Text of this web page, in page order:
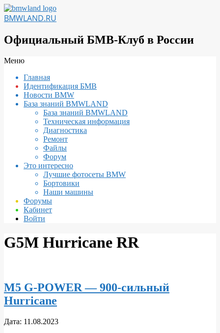
Перейти
к
BMWLAND.RU
Официальный БМВ-Клуб в России
Вторичное
навигации
Меню
Главная
Идентификация БМВ
Новости BMW
База знаний BMWLAND
База знаний BMWLAND
Техническая информация
Диагностика
Ремонт
Файлы
Форум
Это интересно
Лучшие фотосеты BMW
Бортовики
Наши машины
Форумы
Кабинет
Войти
G5M Hurricane RR
M5 G-POWER — 900-сильный
Hurricane
2023-
Дата: 11.08.2023